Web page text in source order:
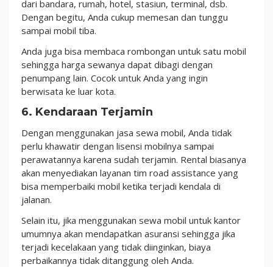
dari bandara, rumah, hotel, stasiun, terminal, dsb.
Dengan begitu, Anda cukup memesan dan tunggu
sampai mobil tiba.
Anda juga bisa membaca rombongan untuk satu mobil
sehingga harga sewanya dapat dibagi dengan
penumpang lain. Cocok untuk Anda yang ingin
berwisata ke luar kota.
6. Kendaraan Terjamin
Dengan menggunakan jasa sewa mobil, Anda tidak
perlu khawatir dengan lisensi mobilnya sampai
perawatannya karena sudah terjamin. Rental biasanya
akan menyediakan layanan tim road assistance yang
bisa memperbaiki mobil ketika terjadi kendala di
jalanan.
Selain itu, jika menggunakan sewa mobil untuk kantor
umumnya akan mendapatkan asuransi sehingga jika
terjadi kecelakaan yang tidak diinginkan, biaya
perbaikannya tidak ditanggung oleh Anda.